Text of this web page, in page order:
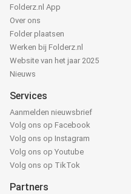
Folderz.nl App
Over ons
Folder plaatsen
Werken bij Folderz.nl
Website van het jaar 2025
Nieuws
Services
Aanmelden nieuwsbrief
Volg ons op Facebook
Volg ons op Instagram
Volg ons op Youtube
Volg ons op TikTok
Partners